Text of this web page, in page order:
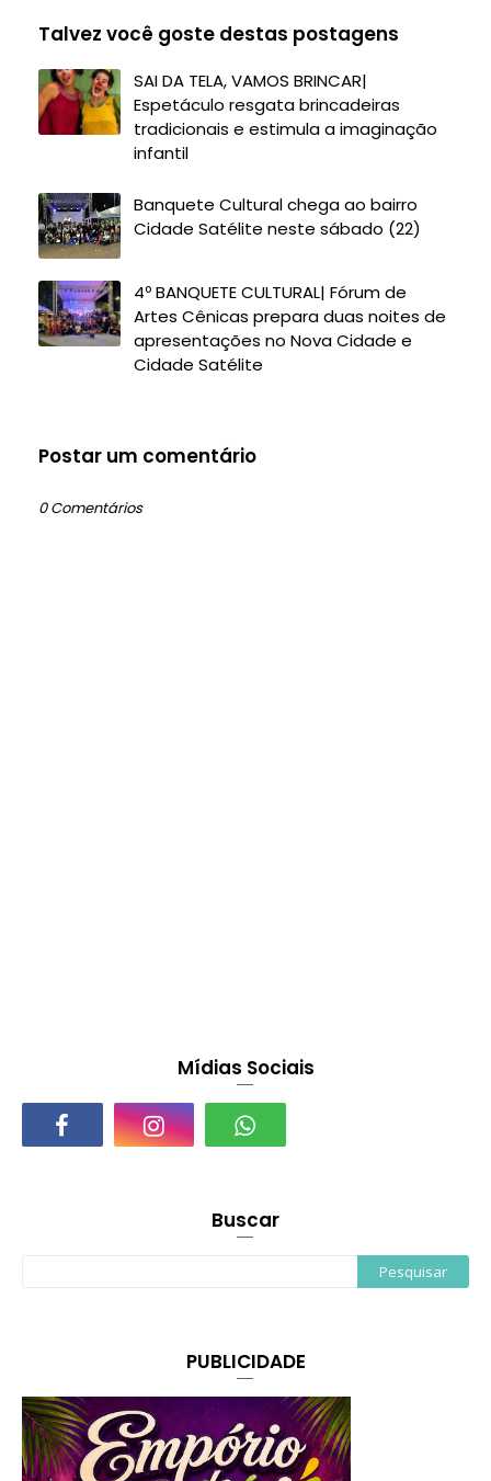
Talvez você goste destas postagens
SAI DA TELA, VAMOS BRINCAR|
Espetáculo resgata brincadeiras
tradicionais e estimula a imaginação
infantil
Banquete Cultural chega ao bairro
Cidade Satélite neste sábado (22)
4º BANQUETE CULTURAL| Fórum de
Artes Cênicas prepara duas noites de
apresentações no Nova Cidade e
Cidade Satélite
Postar um comentário
0 Comentários
Mídias Sociais
Buscar
PUBLICIDADE